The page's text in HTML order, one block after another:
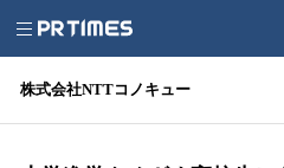
株式会社NTTコノキュー